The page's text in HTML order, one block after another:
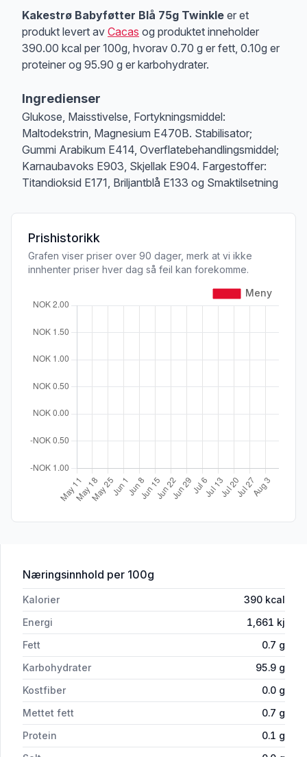
Produktbeskrivelse
Kakestrø Babyføtter Blå 75g Twinkle er et
produkt levert av Cacas og produktet inneholder
390.00 kcal per 100g, hvorav 0.70 g er fett, 0.10g er
proteiner og 95.90 g er karbohydrater.
Ingredienser
Glukose, Maisstivelse, Fortykningsmiddel:
Maltodekstrin, Magnesium E470B. Stabilisator;
Gummi Arabikum E414, Overflatebehandlingsmiddel;
Karnaubavoks E903, Skjellak E904. Fargestoffer:
Titandioksid E171, Briljantblå E133 og Smaktilsetning
Prishistorikk
Grafen viser priser over 90 dager, merk at vi ikke
innhenter priser hver dag så feil kan forekomme.
Næringsinnhold for 'Kakestrø Babyføtter Blå 75g
per 100g
Kalorier 390 kcal
Energi
1,661 kj
Fett
0.7 g
Karbohydrater
95.9 g
Kostfiber
0.0 g
Mettet fett
0.7 g
Protein
0.1 g